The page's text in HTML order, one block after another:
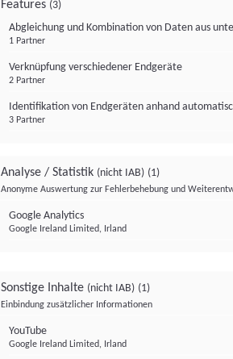
Features (3)
Abgleichung und Kombination von Daten aus
1 Partner
Verknüpfung verschiedener Endgeräte
2 Partner
Identifikation von Endgeräten anhand
3 Partner
Analyse / Statistik (nicht IAB) (1)
Anonyme Auswertung zur Fehlerbehebung und
Google Analytics
Google Ireland Limited, Irland
Sonstige Inhalte (nicht IAB) (1)
Einbindung zusätzlicher Informationen
YouTube
Google Ireland Limited, Irland